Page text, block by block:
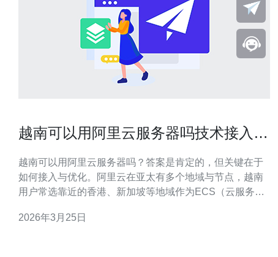
越南可以用阿里云服务器吗技术接入与
越南可以用阿里云服务器吗？答案是肯定的，但关键在于
如何接入与优化。阿里云在亚太有多个地域与节点，越南
用户常选靠近的香港、新加坡等地域作为ECS（云服务
风险。 接入方式上，常见有直接公网访问、专线互联（例
2026年3月25日